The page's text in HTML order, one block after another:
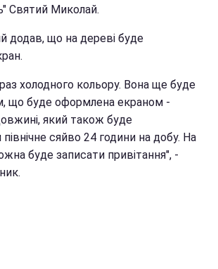
Святий Миколай.
додав, що на дереві буде
холодного кольору. Вона ще буде
що буде оформлена екраном -
який також буде
сяйво 24 години на добу. На
буде записати привітання", -